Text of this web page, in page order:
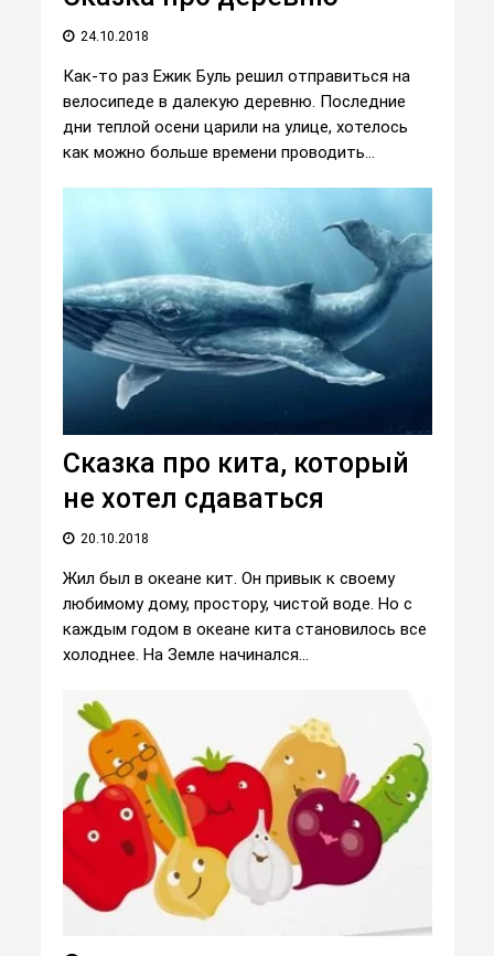
24.10.2018
Как-то раз Ежик Буль решил отправиться на
велосипеде в далекую деревню. Последние
дни теплой осени царили на улице, хотелось
как можно больше времени проводить...
Сказка про кита, который
не хотел сдаваться
20.10.2018
Жил был в океане кит. Он привык к своему
любимому дому, простору, чистой воде. Но с
каждым годом в океане кита становилось все
холоднее. На Земле начинался...